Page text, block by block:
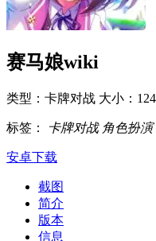
赛马娘wiki
类型：卡牌对战 大小：
标签： 卡牌对战 角色扮演
安卓下载
截图
简介
版本
信息